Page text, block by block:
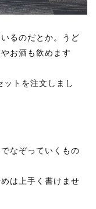
るのだとか。うど
お酒も飲めます
トを注文しまし
なぞっていくもの
は上手く書けませ